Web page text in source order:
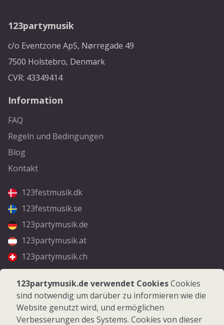
123partymusik
c/o Eventzone ApS, Nørregade 49
7500 Holstebro, Denmark
CVR: 43349414
Information
FAQ
Regeln und Bedingungen
Blog
Kontakt
123festmusik.dk
123festmusik.se
123partymusik.de
123partymusik.at
123partymusik.ch
Folgen Sie uns
Facebook
Instagram
123partymusik.de verwendet CookiesCookies
sind notwendig um darüber zu informieren wie die
Website genutzt wird, und ermöglichen
Verbesserungen des Systems. Cookies von dieser